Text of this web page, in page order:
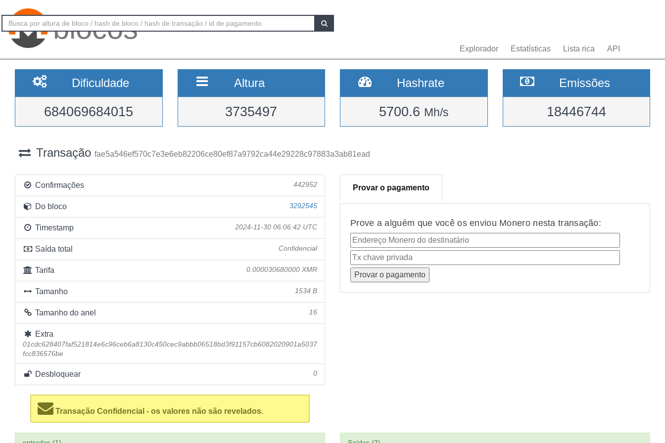
blocos
Explorador Estatísticas Lista rica API
Dificuldade
684069684015
Altura
3735497
Hashrate
5700.6 Mh/s
Emissões
18446744
Transação fae5a546ef570c7e3e6eb82206ce80ef87a9792ca44e29228c97883a3ab81ead
Confirmações 442952
Do bloco 3292545
Timestamp 2024-11-30 06:06:42 UTC
Saída total Confidencial
Tarifa 0.000030680000 XMR
Tamanho 1534 B
Tamanho do anel 16
Extra
01cdc628407faf521814e6c96ceb6a8130c450cec9abbb06518bd3f91157cb6082020901a5037
fcc836576be
Desbloquear 0
Transação Confidencial - os valores não são revelados.
Provar o pagamento
Prove a alguém que você os enviou Monero nesta transação: